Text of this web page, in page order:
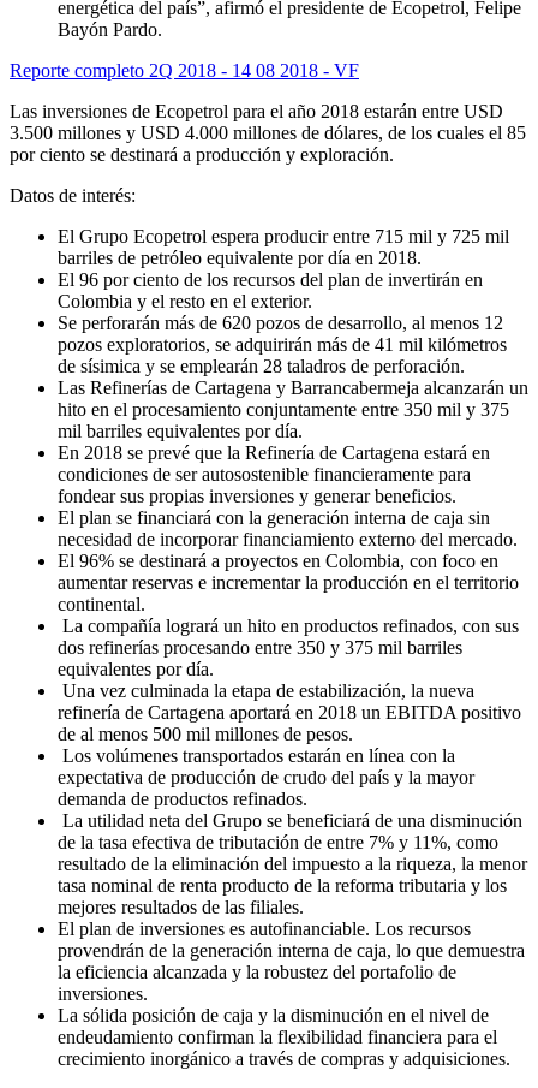
energética del país”, afirmó el presidente de Ecopetrol, Felipe
Bayón Pardo.
Reporte completo 2Q 2018 - 14 08 2018 - VF
Las inversiones de Ecopetrol para el año 2018 estarán entre USD
3.500 millones y USD 4.000 millones de dólares, de los cuales el 85
por ciento se destinará a producción y exploración.
Datos de interés:
El Grupo Ecopetrol espera producir entre 715 mil y 725 mil
barriles de petróleo equivalente por día en 2018.
El 96 por ciento de los recursos del plan de invertirán en
Colombia y el resto en el exterior.
Se perforarán más de 620 pozos de desarrollo, al menos 12
pozos exploratorios, se adquirirán más de 41 mil kilómetros
de sísimica y se emplearán 28 taladros de perforación.
Las Refinerías de Cartagena y Barrancabermeja alcanzarán un
hito en el procesamiento conjuntamente entre 350 mil y 375
mil barriles equivalentes por día.
En 2018 se prevé que la Refinería de Cartagena estará en
condiciones de ser autosostenible financieramente para
fondear sus propias inversiones y generar beneficios.
El plan se financiará con la generación interna de caja sin
necesidad de incorporar financiamiento externo del mercado.
El 96% se destinará a proyectos en Colombia, con foco en
aumentar reservas e incrementar la producción en el territorio
continental.
La compañía logrará un hito en productos refinados, con sus
dos refinerías procesando entre 350 y 375 mil barriles
equivalentes por día.
Una vez culminada la etapa de estabilización, la nueva
refinería de Cartagena aportará en 2018 un EBITDA positivo
de al menos 500 mil millones de pesos.
Los volúmenes transportados estarán en línea con la
expectativa de producción de crudo del país y la mayor
demanda de productos refinados.
La utilidad neta del Grupo se beneficiará de una disminución
de la tasa efectiva de tributación de entre 7% y 11%, como
resultado de la eliminación del impuesto a la riqueza, la menor
tasa nominal de renta producto de la reforma tributaria y los
mejores resultados de las filiales.
El plan de inversiones es autofinanciable. Los recursos
provendrán de la generación interna de caja, lo que demuestra
la eficiencia alcanzada y la robustez del portafolio de
inversiones.
La sólida posición de caja y la disminución en el nivel de
endeudamiento confirman la flexibilidad financiera para el
crecimiento inorgánico a través de compras y adquisiciones.